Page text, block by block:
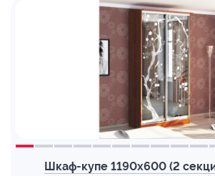
Шкаф-купе 1190х600 (2